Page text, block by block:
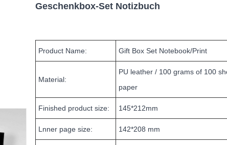
Geschenkbox-Set Notizbuch
Product Name: Gift Box Set Notebook/Print
Material:
PU leather / 100 grams of 100
paper
Finished product size: 145*212mm
Lnner page size: 142*208 mm